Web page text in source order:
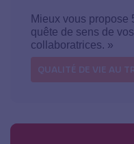
Mieux vous propose
quête de sens de
collaboratrices. »
QUALITÉ DE VIE AU